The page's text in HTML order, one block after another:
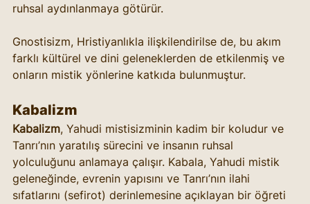
ruhsal aydınlanmaya götürür.
Gnostisizm, Hristiyanlıkla ilişkilendirilse de, bu akım
farklı kültürel ve dini geleneklerden de etkilenmiş ve
onların mistik yönlerine katkıda bulunmuştur.
Kabalizm
Kabalizm, Yahudi mistisizminin kadim bir koludur ve
Tanrı’nın yaratılış sürecini ve insanın ruhsal
yolculuğunu anlamaya çalışır. Kabala, Yahudi mistik
geleneğinde, evrenin yapısını ve Tanrı’nın ilahi
sıfatlarını (sefirot) derinlemesine açıklayan bir öğreti